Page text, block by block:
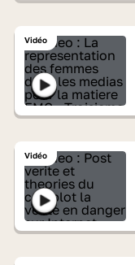
Vidéo
Vidéo